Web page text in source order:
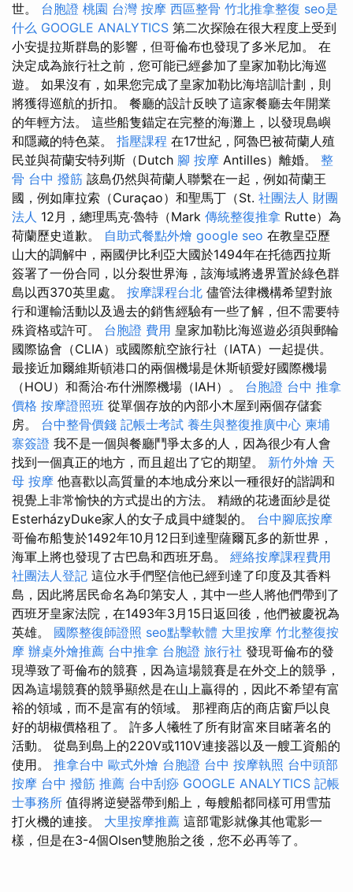
世。 台胞證 桃園 台灣 按摩 西區整骨 竹北推拿整復 seo是
什么 GOOGLE ANALYTICS 第二次探險在很大程度上受到
小安提拉斯群島的影響，但哥倫布也發現了多米尼加。 在
決定成為旅行社之前，您可能已經參加了皇家加勒比海巡
遊。 如果沒有，如果您完成了皇家加勒比海培訓計劃，則
將獲得巡航的折扣。 餐廳的設計反映了這家餐廳去年開業
的年輕方法。 這些船隻錨定在完整的海灘上，以發現島嶼
和隱藏的特色菜。 指壓課程 在17世紀，阿魯巴被荷蘭人殖
民並與荷蘭安特列斯（Dutch 腳 按摩 Antilles）離婚。 整
骨 台中 撥筋 該島仍然與荷蘭人聯繫在一起，例如荷蘭王
國，例如庫拉索（Curaçao）和聖馬丁（St. 社團法人 財團
法人 12月，總理馬克·魯特（Mark 傳統整復推拿 Rutte）為
荷蘭歷史道歉。 自助式餐點外燴 google seo 在教皇亞歷
山大的調解中，兩國伊比利亞大國於1494年在托德西拉斯
簽署了一份合同，以分裂世界海，該海域將邊界置於綠色群
島以西370英里處。 按摩課程台北 儘管法律機構希望對旅
行和運輸活動以及過去的銷售經驗有一些了解，但不需要特
殊資格或許可。 台胞證 費用 皇家加勒比海巡遊必須與郵輪
國際協會（CLIA）或國際航空旅行社（IATA）一起提供。
最接近加爾維斯頓港口的兩個機場是休斯頓愛好國際機場
（HOU）和喬治·布什洲際機場（IAH）。 台胞證 台中 推拿
價格 按摩證照班 從單個存放的內部小木屋到兩個存儲套
房。 台中整骨價錢 記帳士考試 養生與整復推廣中心 柬埔
寨簽證 我不是一個與餐廳鬥爭太多的人，因為很少有人會
找到一個真正的地方，而且超出了它的期望。 新竹外燴 天
母 按摩 他喜歡以高質量的本地成分來以一種很好的諧調和
視覺上非常愉快的方式提出的方法。 精緻的花邊面紗是從
EsterházyDuke家人的女子成員中縫製的。 台中腳底按摩
哥倫布船隻於1492年10月12日到達聖薩爾瓦多的新世界，
海軍上將也發現了古巴島和西班牙島。 經絡按摩課程費用
社團法人登記 這位水手們堅信他已經到達了印度及其香料
島，因此將居民命名為印第安人，其中一些人將他們帶到了
西班牙皇家法院，在1493年3月15日返回後，他們被慶祝為
英雄。 國際整復師證照 seo點擊軟體 大里按摩 竹北整復按
摩 辦桌外燴推薦 台中推拿 台胞證 旅行社 發現哥倫布的發
現導致了哥倫布的競賽，因為這場競賽是在外交上的競爭，
因為這場競賽的競爭顯然是在山上贏得的，因此不希望有富
裕的領域，而不是富有的領域。 那裡商店的商店窗戶以良
好的胡椒價格租了。 許多人犧牲了所有財富來目睹著名的
活動。 從島到島上的220V或110V連接器以及一艘工資船的
使用。 推拿台中 歐式外燴 台胞證 台中 按摩執照 台中頭部
按摩 台中 撥筋 推薦 台中刮痧 GOOGLE ANALYTICS 記帳
士事務所 值得將逆變器帶到船上，每艘船都同樣可用雪茄
打火機的連接。 大里按摩推薦 這部電影就像其他電影一
樣，但是在3-4個Olsen雙胞胎之後，您不必再等了。